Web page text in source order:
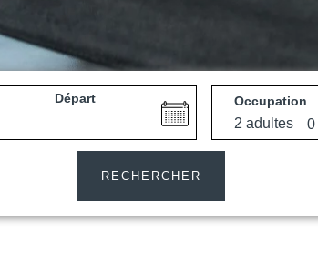
Départ Occupation
RECHERCHER
Martin's All Suites
Louvain-la-Neuve, 4*